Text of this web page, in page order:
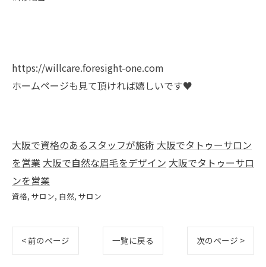
https://willcare.foresight-one.com
ホームページも見て頂ければ嬉しいです♥️
大阪で資格のあるスタッフが施術 大阪でタトゥーサロン
を営業 大阪で自然な眉毛をデザイン 大阪でタトゥーサロ
ンを営業
資格 サロン 自然 サロン
< 前のページ 一覧に戻る 次のページ >